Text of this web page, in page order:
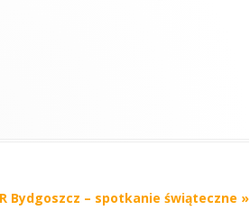
Bydgoszcz – spotkanie świąteczne »